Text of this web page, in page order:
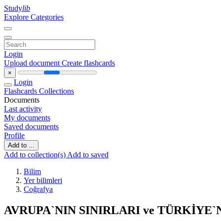
Studylib
Explore Categories
Login
Upload document Create flashcards
×
Login
Flashcards Collections
Documents
Last activity
My documents
Saved documents
Profile
Add to ...
Add to collection(s) Add to saved
Bilim
Yer bilimleri
Coğrafya
AVRUPA`NIN SINIRLARI ve